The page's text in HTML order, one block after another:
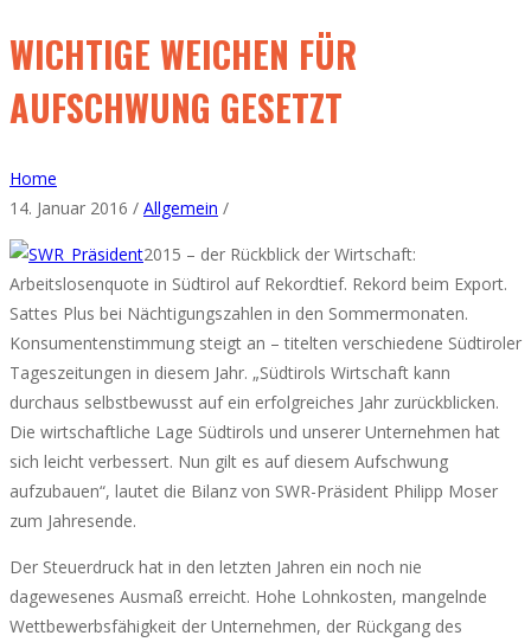
WICHTIGE WEICHEN FÜR
AUFSCHWUNG GESETZT
Home
14. Januar 2016 / Allgemein /
2015 – der Rückblick der Wirtschaft:
Arbeitslosenquote in Südtirol auf Rekordtief. Rekord beim Export.
Sattes Plus bei Nächtigungszahlen in den Sommermonaten.
Konsumentenstimmung steigt an – titelten verschiedene Südtiroler
Tageszeitungen in diesem Jahr. „Südtirols Wirtschaft kann
durchaus selbstbewusst auf ein erfolgreiches Jahr zurückblicken.
Die wirtschaftliche Lage Südtirols und unserer Unternehmen hat
sich leicht verbessert. Nun gilt es auf diesem Aufschwung
aufzubauen“, lautet die Bilanz von SWR-Präsident Philipp Moser
zum Jahresende.
Der Steuerdruck hat in den letzten Jahren ein noch nie
dagewesenes Ausmaß erreicht. Hohe Lohnkosten, mangelnde
Wettbewerbsfähigkeit der Unternehmen, der Rückgang des